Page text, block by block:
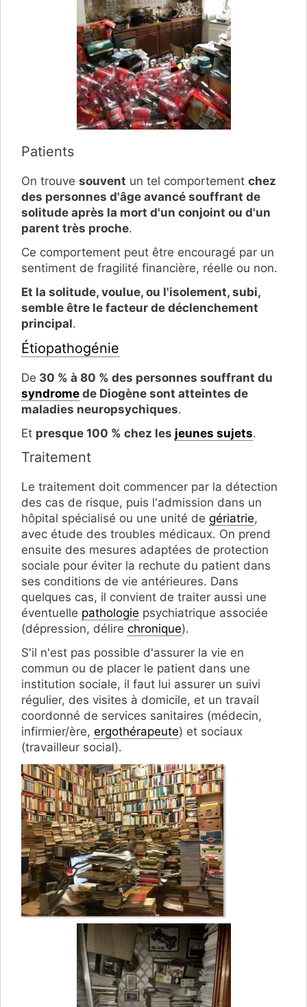
Patients
On trouve souvent un tel comportement chez
des personnes d'âge avancé souffrant de
solitude après la mort d'un conjoint ou d'un
parent très proche.
Ce comportement peut être encouragé par un
sentiment de fragilité financière, réelle ou non.
Et la solitude, voulue, ou l'isolement, subi,
semble être le facteur de déclenchement
principal.
Étiopathogénie
De 30 % à 80 % des personnes souffrant du
syndrome de Diogène sont atteintes de
maladies neuropsychiques.
Et presque 100 % chez les jeunes sujets.
Traitement
Le traitement doit commencer par la détection
des cas de risque, puis l'admission dans un
hôpital spécialisé ou une unité de gériatrie,
avec étude des troubles médicaux. On prend
ensuite des mesures adaptées de protection
sociale pour éviter la rechute du patient dans
ses conditions de vie antérieures. Dans
quelques cas, il convient de traiter aussi une
éventuelle pathologie psychiatrique associée
(dépression, délire chronique).
S'il n'est pas possible d'assurer la vie en
commun ou de placer le patient dans une
institution sociale, il faut lui assurer un suivi
régulier, des visites à domicile, et un travail
coordonné de services sanitaires (médecin,
infirmier/ère, ergothérapeute) et sociaux
(travailleur social).